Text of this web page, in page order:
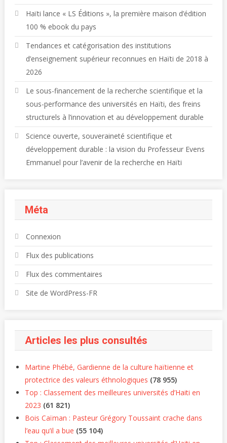
Haïti lance « LS Éditions », la première maison d’édition
100 % ebook du pays
Tendances et catégorisation des institutions
d’enseignement supérieur reconnues en Haïti de 2018 à
2026
Le sous-financement de la recherche scientifique et la
sous-performance des universités en Haïti, des freins
structurels à l’innovation et au développement durable
Science ouverte, souveraineté scientifique et
développement durable : la vision du Professeur Evens
Emmanuel pour l’avenir de la recherche en Haïti
Méta
Connexion
Flux des publications
Flux des commentaires
Site de WordPress-FR
Articles les plus consultés
Martine Phébé, Gardienne de la culture haïtienne et
protectrice des valeurs éthnologiques (78 955)
Top : Classement des meilleures universités d’Haiti en
2023 (61 821)
Bois Caïman : Pasteur Grégory Toussaint crache dans
l’eau qu’il a bue (55 104)